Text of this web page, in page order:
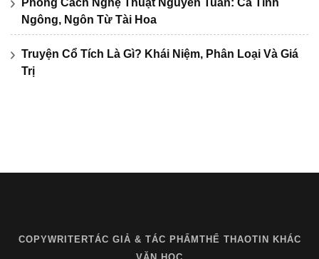
Phong Cách Nghệ Thuật Nguyễn Tuân: Cá Tính
Ngông, Ngôn Từ Tài Hoa
Truyện Cổ Tích Là Gì? Khái Niệm, Phân Loại Và Giá
Trị
COPYWRITERTÁC GIẢ & TÁC PHẨM THỂ THAOTIN KHÁC